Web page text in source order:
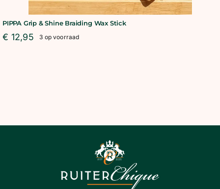
PIPPA Grip & Shine Braiding Wax Stick
€ 12,95 3 op voorraad